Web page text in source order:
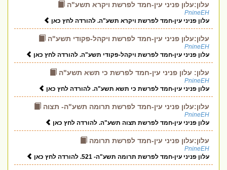
עלון:עלון פניני עין-חמד לפרשת ויקרא תשע"ה
PnineEH
עלון פניני עין-חמד לפרשת ויקרא תשע"ה. להורדה לחץ כאן
עלון:עלון פניני עין-חמד לפרשת ויקהל-פקודי תשע"ה
PnineEH
עלון פניני עין-חמד לפרשת ויקהל-פקודי תשע"ה. להורדה לחץ כאן
עלון: עלון פניני עין-חמד לפרשת כי תשא תשע"ה
PnineEH
עלון פניני עין-חמד לפרשת כי תשא תשע"ה. להורדה לחץ כאן
עלון:עלון פניני עין-חמד לפרשת תרומה תשע"ה- תצוה
PnineEH
עלון פניני עין-חמד לפרשת תצוה תשע"ה. להורדה לחץ כאן
עלון:עלון פניני עין-חמד לפרשת תרומה
PnineEH
עלון פניני עין-חמד לפרשת תרומה תשע"ה- 521. להורדה לחץ כאן